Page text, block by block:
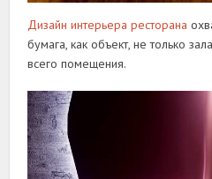
Дизайн интерьера ресторана
бумага, как объект, не только
всего помещения.